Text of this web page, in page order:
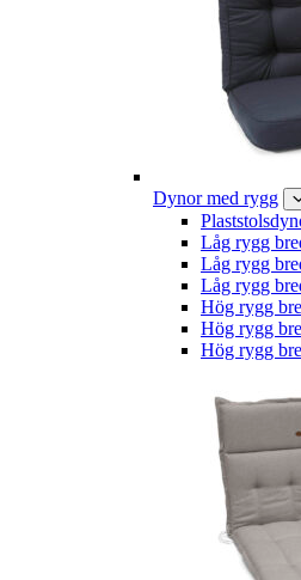
Dynor med rygg
Låg rygg
Låg rygg
Låg rygg
Hög rygg
Hög rygg
Hög rygg